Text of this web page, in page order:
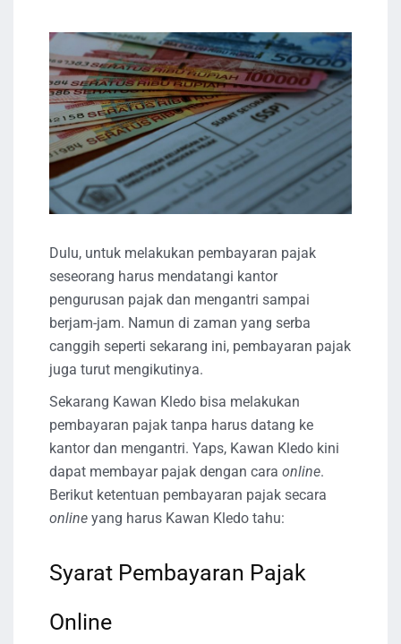
Dulu, untuk melakukan pembayaran pajak
seseorang harus mendatangi kantor
pengurusan pajak dan mengantri sampai
berjam-jam. Namun di zaman yang serba
canggih seperti sekarang ini, pembayaran pajak
juga turut mengikutinya.
Sekarang Kawan Kledo bisa melakukan
pembayaran pajak tanpa harus datang ke
kantor dan mengantri. Yaps, Kawan Kledo kini
dapat membayar pajak dengan cara online.
Berikut ketentuan pembayaran pajak secara
online yang harus Kawan Kledo tahu:
Syarat Pembayaran Pajak
Online